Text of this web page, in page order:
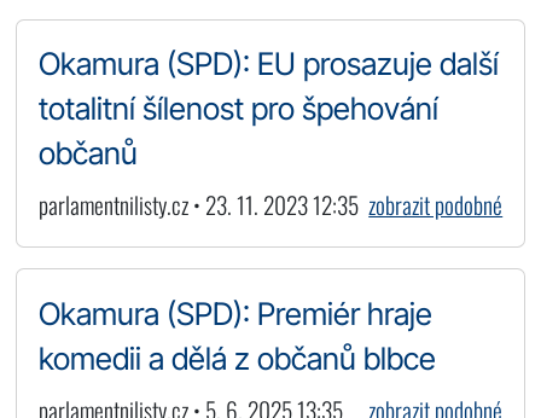
Okamura (SPD): EU prosazuje další
totalitní šílenost pro špehování
občanů
parlamentnilisty.cz • 23. 11. 2023 12:35 zobrazit podobné
Okamura (SPD): Premiér hraje
komedii a dělá z občanů blbce
parlamentnilisty.cz • 5. 6. 2025 13:35 zobrazit podobné